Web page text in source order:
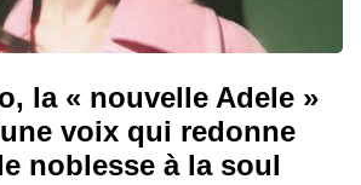
la « nouvelle Adele »
voix qui redonne
noblesse à la soul